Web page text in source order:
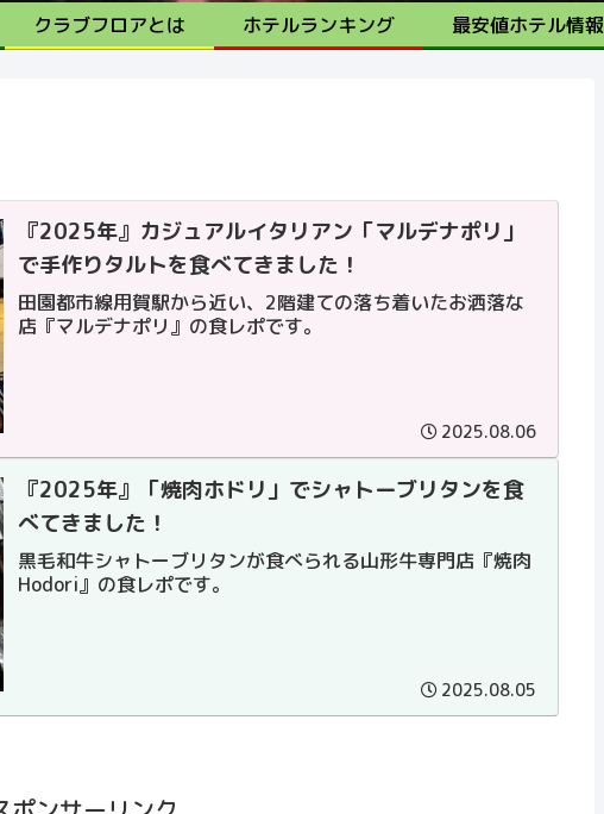
クラブフロアとは ホテルランキング 最安値ホテル情報
『2025年』カジュアルイタリアン「マルデナポリ」
で手作りタルトを食べてきました！
田園都市線用賀駅から近い、2階建ての落ち着いたお洒落な
店『マルデナポリ』の食レポです。
2025.08.06
『2025年』「焼肉ホドリ」でシャトーブリタンを食
べてきました！
黒毛和牛シャトーブリタンが食べられる山形牛専門店『焼肉
Hodori』の食レポです。
2025.08.05